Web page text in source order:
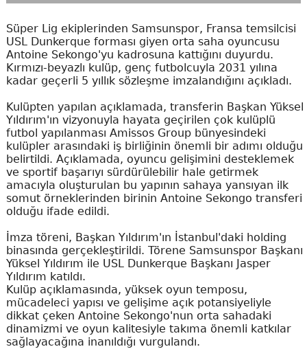
Süper Lig ekiplerinden Samsunspor, Fransa temsilcisi
USL Dunkerque forması giyen orta saha oyuncusu
Antoine Sekongo'yu kadrosuna kattığını duyurdu.
Kırmızı-beyazlı kulüp, genç futbolcuyla 2031 yılına
kadar geçerli 5 yıllık sözleşme imzalandığını açıkladı.
Kulüpten yapılan açıklamada, transferin Başkan Yüksel
Yıldırım'ın vizyonuyla hayata geçirilen çok kulüplü
futbol yapılanması Amissos Group bünyesindeki
kulüpler arasındaki iş birliğinin önemli bir adımı olduğu
belirtildi. Açıklamada, oyuncu gelişimini desteklemek
ve sportif başarıyı sürdürülebilir hale getirmek
amacıyla oluşturulan bu yapının sahaya yansıyan ilk
somut örneklerinden birinin Antoine Sekongo transferi
olduğu ifade edildi.
İmza töreni, Başkan Yıldırım'ın İstanbul'daki holding
binasında gerçekleştirildi. Törene Samsunspor Başkanı
Yüksel Yıldırım ile USL Dunkerque Başkanı Jasper
Yıldırım katıldı.
Kulüp açıklamasında, yüksek oyun temposu,
mücadeleci yapısı ve gelişime açık potansiyeliyle
dikkat çeken Antoine Sekongo'nun orta sahadaki
dinamizmi ve oyun kalitesiyle takıma önemli katkılar
sağlayacağına inanıldığı vurgulandı.